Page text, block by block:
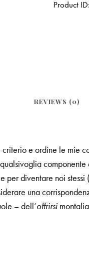
Product ID:
REVIEWS (0)
e ordine le mie
diventare noi
una
– dell’offrirsi